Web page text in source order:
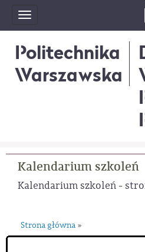
Toggle
navigation
Politechnika
Warszawska
Kalendarium szkoleń
Kalendarium szkoleń -
Strona główna »